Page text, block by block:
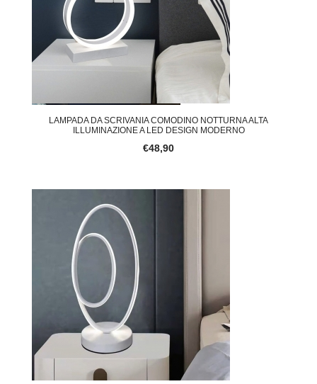
LAMPADA DA SCRIVANIA COMODINO NOTTURNA ALTA
ILLUMINAZIONE A LED DESIGN MODERNO
€48,90